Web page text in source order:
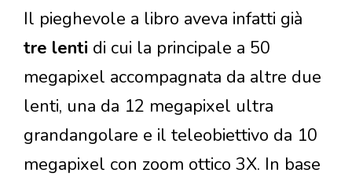
Il pieghevole a libro aveva infatti già
tre lenti di cui la principale a 50
megapixel accompagnata da altre due
lenti, una da 12 megapixel ultra
grandangolare e il teleobiettivo da 10
megapixel con zoom ottico 3X. In base